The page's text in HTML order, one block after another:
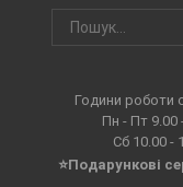
Години роботи
Пн - Пт 9.00
Сб 10.00 -
⭐Подарункові